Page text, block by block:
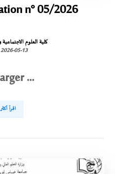
n° 05/2026
كلية العلوم الاجتماعية
2026-05-13
...
اقرأ أكثر